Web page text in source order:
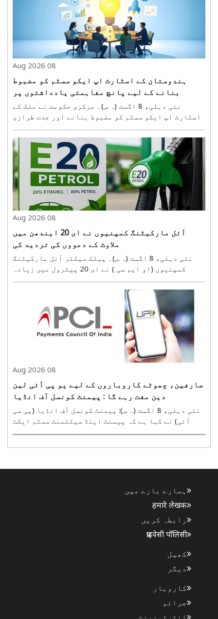
08 Aug 2026
ہندوستان کے اسٹارٹ اپ ایکو سسٹم کو مضبوط
بنانے کے لیے پانچ مفاہمتی یادداشتوں پر
دستخط
نئی دہلی، 8 اگست (ہ س)۔ مرکزی حکومت نے ملک کے
اسٹارٹ اپ ایکو سسٹم کو مضبوط بنانے اور جدت طرازی
سسٹم کے شراکت داروں کے ساتھ کئی اسٹریٹجک معاہدے
کیے ہیں۔ ان کا مقصد اسٹارٹ اپس کو مالی، تکنیکی،
سرمایہ ..
08 Aug 2026
آئل مارکیٹنگ کمپنیوں نے ای 20 ایندھن میں
ملاوٹ کے دعووں کی تردید کی
نئی دہلی، 8 اگست (ہ س)۔ پبلک سیکٹر آئل مارکیٹنگ
کمپنیوں (او ایم سی ) نے ای 20 پیٹرول میں زیادہ
ہے۔ ان کمپنیوں کا کہنا ہے کہ ملک گیر جانچ میں ایسے
الزامات درست نہیں پائے گئے ہیں۔ تیل کمپنیوں کی
08 Aug 2026
صارفین، چھوٹے کاروباروں کے لیے یو پی آئی لین
دین مفت رہے گا : پیمنٹ کونسل آف انڈیا
نئی دہلی، 8 اگست (ہ س): پیمنٹ کونسل آف انڈیا (پی سی
آئی) نے کہا ہے کہ پیمنٹ اینڈ سیٹلمنٹ سسٹم ایکٹ
ہمارے بارے میں
हमारे लेखक
رابطہ کریں
प्राइवेसी पॉलिसी
کھیل
دیگر
کاروبار
جرائم